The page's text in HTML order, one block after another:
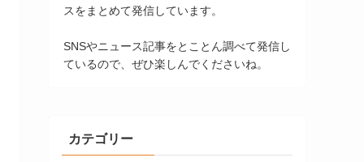
スをまとめて発信しています。
SNSやニュース記事をとことん調べて発信し
ているので、ぜひ楽しんでくださいね。
カテゴリー